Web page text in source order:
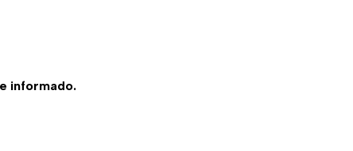
informado.